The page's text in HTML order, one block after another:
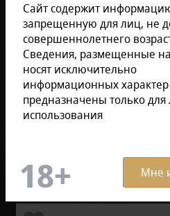
Зажигалки Howard Miller
Уточнить раздел
Сайт содержит
запрещенную для лиц, не
совершеннолетнего
Сведения, размещенные
носят исключительно
информационных
предназначены только для
использования
Мне
Зажигалки